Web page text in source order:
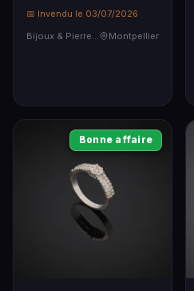
📅 Invendu le 03/07/2026
Montpellier
Bonne affaire